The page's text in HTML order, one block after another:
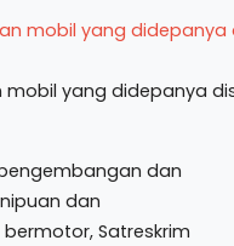
yang didepanya
pengembangan dan
dan
Satreskrim